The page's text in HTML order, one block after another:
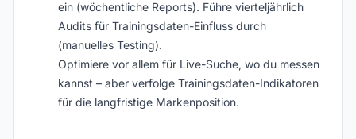
ein (wöchentliche Reports). Führe vierteljährlich
Audits für Trainingsdaten-Einfluss durch
(manuelles Testing).
Optimiere vor allem für Live-Suche, wo du messen
kannst – aber verfolge Trainingsdaten-Indikatoren
für die langfristige Markenposition.